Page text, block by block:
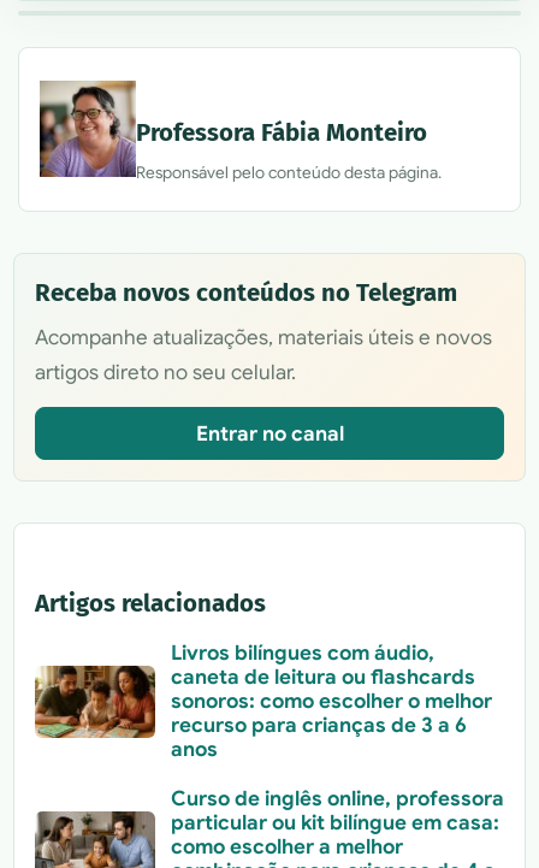
Professora Fábia Monteiro
Responsável pelo conteúdo desta página.
Receba novos conteúdos no Telegram
Acompanhe atualizações, materiais úteis e novos
artigos direto no seu celular.
Entrar no canal
Artigos relacionados
Livros bilíngues com áudio,
caneta de leitura ou flashcards
sonoros: como escolher o melhor
recurso para crianças de 3 a 6
anos
Curso de inglês online, professora
particular ou kit bilíngue em casa:
como escolher a melhor